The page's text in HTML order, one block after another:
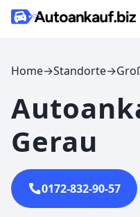
Skip to content
Home→Standorte→
Gerau
0172-832-90-57